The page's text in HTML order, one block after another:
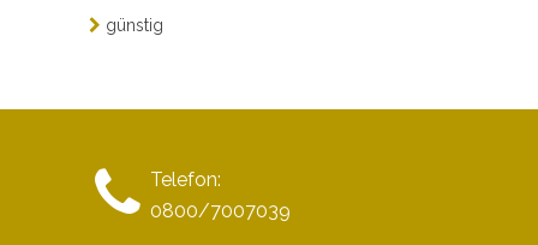
günstig
Telefon:
0800/7007039